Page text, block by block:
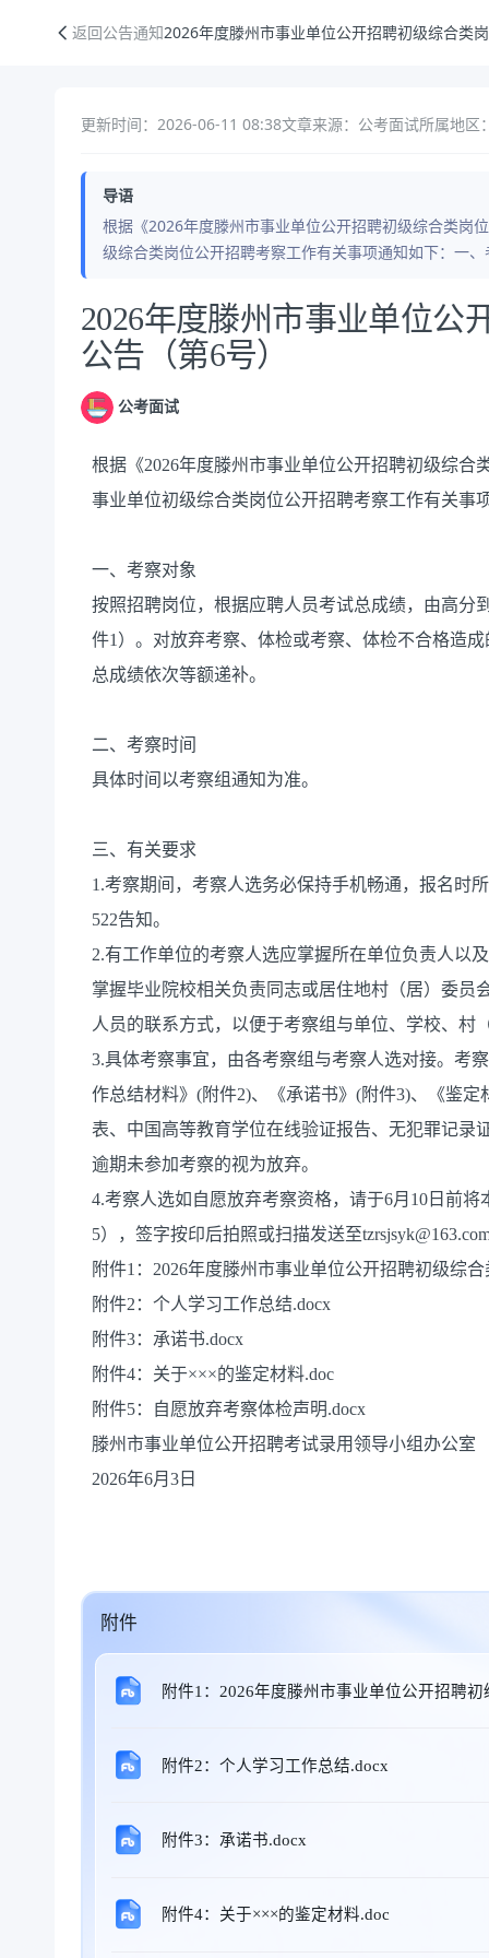
返回公告通知2026年度滕州市事业单位公开招聘初级综合类
更新时间：2026-06-11 08:38文章来源：公考面试所属地区
导语
根据《2026年度滕州市事业单位公开招聘初级综合类岗
级综合类岗位公开招聘考察工作有关事项通知如下：一
公告正文
2026年度滕州市事业单位公
公告（第6号）
公考面试
根据《2026年度滕州市事业单位公开招聘初级综合
事业单位初级综合类岗位公开招聘考察工作有关事
一、考察对象
按照招聘岗位，根据应聘人员考试总成绩，由高分
件1）。对放弃考察、体检或考察、体检不合格造
总成绩依次等额递补。
二、考察时间
具体时间以考察组通知为准。
三、有关要求
1.考察期间，考察人选务必保持手机畅通，报名时
522告知。
2.有工作单位的考察人选应掌握所在单位负责人以
掌握毕业院校相关负责同志或居住地村（居）委员
人员的联系方式，以便于考察组与单位、学校、村
3.具体考察事宜，由各考察组与考察人选对接。考
作总结材料》(附件2)、《承诺书》(附件3)、《鉴
表、中国高等教育学位在线验证报告、无犯罪记录
逾期未参加考察的视为放弃。
4.考察人选如自愿放弃考察资格，请于6月10日前
5），签字按印后拍照或扫描发送至
附件1：2026年度滕州市事业单位公开招聘初级综
附件2：个人学习工作总结.docx
附件3：承诺书.docx
附件4：关于×××的鉴定材料.doc
附件5：自愿放弃考察体检声明.docx
滕州市事业单位公开招聘考试录用领导小组办公室
2026年6月3日
附件
附件1：2026年度滕州市事业单位公开招聘
附件2：个人学习工作总结.docx
附件3：承诺书.docx
附件4：关于×××的鉴定材料.doc